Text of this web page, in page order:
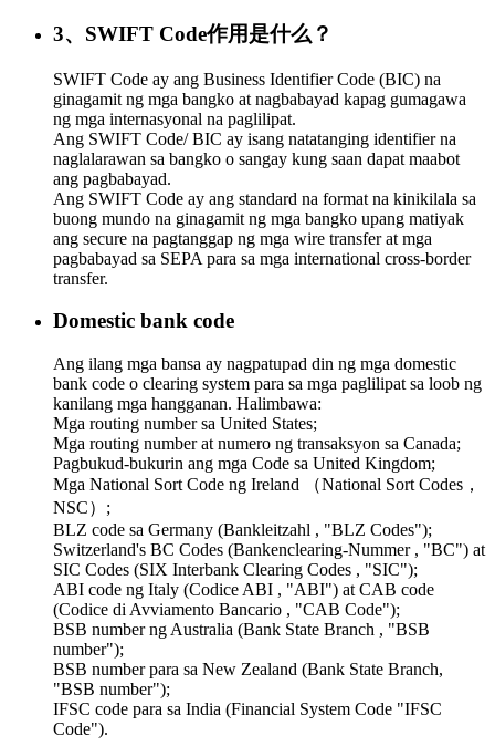
3、SWIFT Code作用是什么？
SWIFT Code ay ang Business Identifier Code (BIC) na
ginagamit ng mga bangko at nagbabayad kapag gumagawa
ng mga internasyonal na paglilipat.
Ang SWIFT Code/ BIC ay isang natatanging identifier na
naglalarawan sa bangko o sangay kung saan dapat maabot
ang pagbabayad.
Ang SWIFT Code ay ang standard na format na kinikilala sa
buong mundo na ginagamit ng mga bangko upang matiyak
ang secure na pagtanggap ng mga wire transfer at mga
pagbabayad sa SEPA para sa mga international cross-border
transfer.
Domestic bank code
Ang ilang mga bansa ay nagpatupad din ng mga domestic
bank code o clearing system para sa mga paglilipat sa loob ng
kanilang mga hangganan. Halimbawa:
Mga routing number sa United States;
Mga routing number at numero ng transaksyon sa Canada;
Pagbukud-bukurin ang mga Code sa United Kingdom;
Mga National Sort Code ng Ireland （National Sort Codes，
NSC）;
BLZ code sa Germany (Bankleitzahl , "BLZ Codes");
Switzerland's BC Codes (Bankenclearing-Nummer , "BC") at
SIC Codes (SIX Interbank Clearing Codes , "SIC");
ABI code ng Italy (Codice ABI , "ABI") at CAB code
(Codice di Avviamento Bancario , "CAB Code");
BSB number ng Australia (Bank State Branch , "BSB
number");
BSB number para sa New Zealand (Bank State Branch,
"BSB number");
IFSC code para sa India (Financial System Code "IFSC
Code").